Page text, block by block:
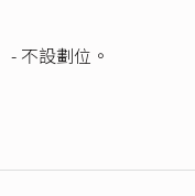
- 不設劃位。